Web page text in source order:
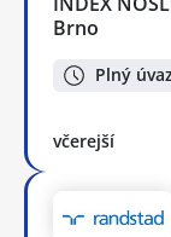
Brno
Plný
včerejší